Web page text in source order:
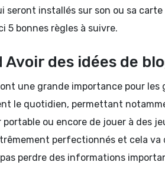
seront installés sur son ou sa
5 bonnes règles à suivre.
Avoir des idées de
une grande importance pour
le quotidien, permettant
ou encore de jouer à des
perfectionnés et cela va
perdre des informations